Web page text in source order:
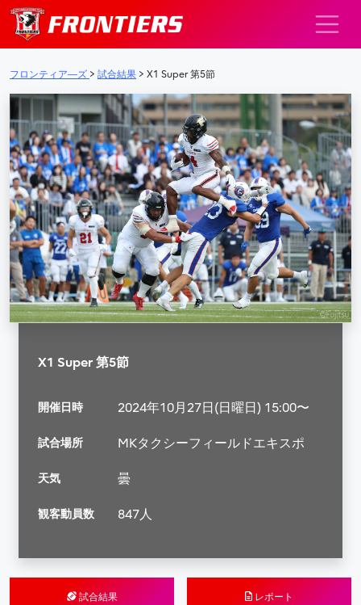
メインナビゲーション
フロンティア―ズ > 試合結果 > X1 Super 第5節
X1 Super 第5節
開催日時 2024年10月27日(日曜日) 15:00〜
試合場所 MKタクシーフィールドエキスポ
天気 曇
観客動員数 847人
試合結果 レポート